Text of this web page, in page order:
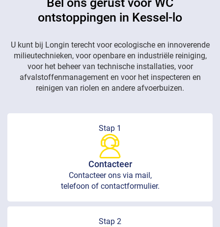
ontstoppingen in Kessel-lo
U kunt bij Longin terecht voor ecologische en innoverende
milieutechnieken, voor openbare en industriële reiniging,
voor het beheer van technische installaties, voor
afvalstoffenmanagement en voor het inspecteren en
reinigen van riolen en andere afvoerbuizen.
Stap 1
Contacteer
Contacteer ons via mail,
telefoon of contactformulier.
Stap 2